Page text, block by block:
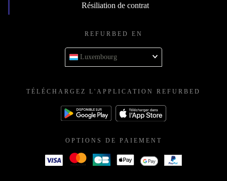
Résiliation de contrat
REFURBED EN
Luxembourg
TÉLÉCHARGEZ L'APPLICATION REFURBED
OPTIONS DE PAIEMENT